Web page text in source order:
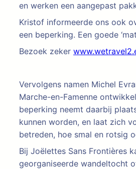
en werken een aangepast
Kristof informeerde ons ook
een beperking. Een goede
Bezoek zeker
Vervolgens namen Michel
Marche-en-Famenne
beperking neemt daarbij
kunnen worden, en laat zich
betreden, hoe smal en rotsig
Bij Joëlettes Sans Frontières
georganiseerde wandeltocht